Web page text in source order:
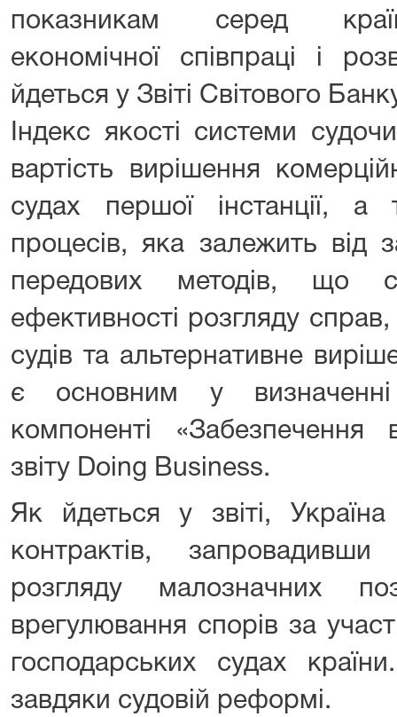
показникам серед
економічної співпраці і
йдеться у Звіті Світового
Індекс якості системи
вартість вирішення
судах першої інстанції, а
процесів, яка залежить від
передових методів, що
ефективності розгляду
судів та альтернативне
є основним у
компоненті «Забезпечення
звіту Doing Business.
Як йдеться у звіті,
контрактів,
розгляду малозначних
врегулювання спорів за
господарських судах
завдяки судовій реформі.